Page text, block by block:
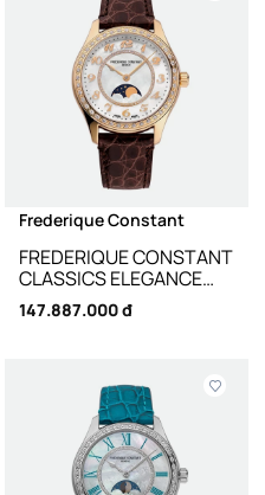
Frederique Constant
FREDERIQUE CONSTANT
CLASSICS ELEGANCE
FC-331MPWD3BD5 -
36MM
147.887.000 đ